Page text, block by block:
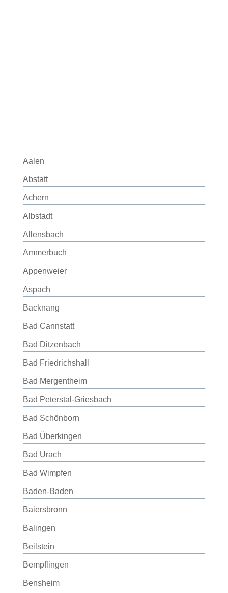
Aalen
Abstatt
Achern
Albstadt
Allensbach
Ammerbuch
Appenweier
Aspach
Backnang
Bad Cannstatt
Bad Ditzenbach
Bad Friedrichshall
Bad Mergentheim
Bad Peterstal-Griesbach
Bad Schönborn
Bad Überkingen
Bad Urach
Bad Wimpfen
Baden-Baden
Baiersbronn
Balingen
Beilstein
Bempflingen
Bensheim